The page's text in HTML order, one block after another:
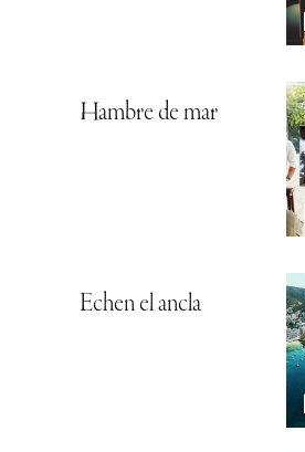
Hambre de mar
Echen el ancla